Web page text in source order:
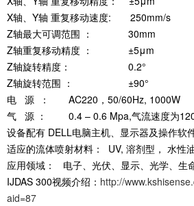
X轴、Y轴 重复移动速度: 250mm/s
Z轴最大可调范围 ： 30mm
Z轴重复移动精度 ： ±5μm
Z轴旋转精度： 0.2°
Z轴旋转范围 ： ±90°
电 源 ： AC220，50/60Hz, 1000W
气 源 ： 0.4 – 0.6 Mpa,气流速度为
设备配有 DELL电脑主机、显示器及操作软
适应的流体喷射材料： UV, 溶剂型， 水性
应用领域： 电子、光伏、显示、光学、生
IJDAS 300视频介绍： http://
aid=87